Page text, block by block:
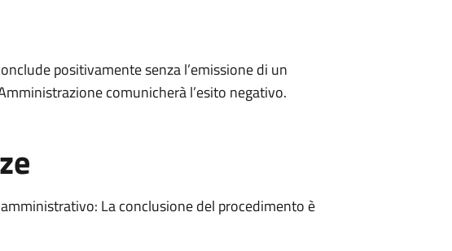
positivamente senza l’emissione di un
comunicherà l’esito negativo.
La conclusione del procedimento è